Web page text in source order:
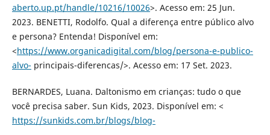
aberto.up.pt/handle/10216/10026>. Acesso em: 25 Jun.
2023. BENETTI, Rodolfo. Qual a diferença entre público alvo
e persona? Entenda! Disponível em:
<https://www.organicadigital.com/blog/persona-e-publico-
alvo- principais-diferencas/>. Acesso em: 17 Set. 2023.
BERNARDES, Luana. Daltonismo em crianças: tudo o que
você precisa saber. Sun Kids, 2023. Disponível em: <
https://sunkids.com.br/blogs/blog-